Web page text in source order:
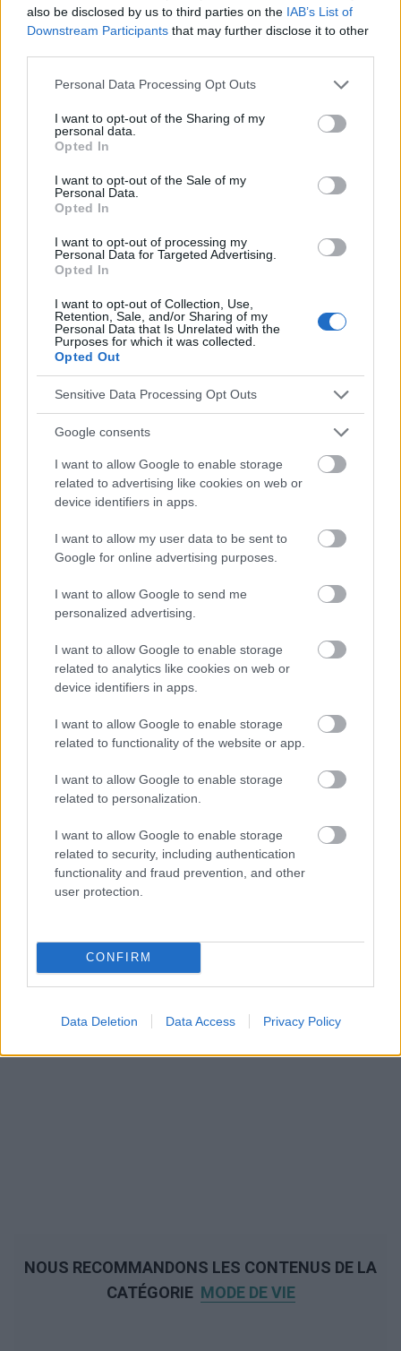
also be disclosed by us to third parties on the IAB’s List of
Downstream Participants that may further disclose it to other
Please note that this website/app uses one or more Google
not limited to your visit or usage behaviour. You may click to
grant or deny consent to Google and its third-party tags to
use your data for below specified purposes in below Google
consent section.
Personal Data Processing Opt Outs
I want to opt-out of the Sharing of my
personal data.
Opted In
I want to opt-out of the Sale of my
Personal Data.
Opted In
I want to opt-out of processing my
Personal Data for Targeted Advertising.
Opted In
I want to opt-out of Collection, Use,
Retention, Sale, and/or Sharing of my
Personal Data that Is Unrelated with the
Purposes for which it was collected.
Opted Out
Sensitive Data Processing Opt Outs
Google consents
I want to allow Google to enable storage
related to advertising like cookies on web or
device identifiers in apps.
I want to allow my user data to be sent to
Google for online advertising purposes.
I want to allow Google to send me
personalized advertising.
I want to allow Google to enable storage
related to analytics like cookies on web or
device identifiers in apps.
I want to allow Google to enable storage
related to functionality of the website or app.
I want to allow Google to enable storage
related to personalization.
I want to allow Google to enable storage
related to security, including authentication
functionality and fraud prevention, and other
user protection.
CONFIRM
Data Deletion Data Access Privacy Policy
Utile? Partagez-le sur Facebook!
nous sur
News
EN RAPPORT
Sujets Conseils pratiques
Habitudes saines Healthy-diet Hyperhidrose
Irrigation
Nutriments Potassium Produits de soutien
Régime de refroidissement Régulation de la transpiration
Transpiration excessive
Voir aussi en english deutsch español polskim
Le contenu et les documents de ce site Web sont éducatifs et
informatifs. L'éditeur et les éditeurs du site ne sont pas
conseils et astuces contenus dans le site, vous devez
absolument consulter votre médecin.
NOUS RECOMMANDONS LES CONTENUS DE LA
CATÉGORIE MODE DE VIE